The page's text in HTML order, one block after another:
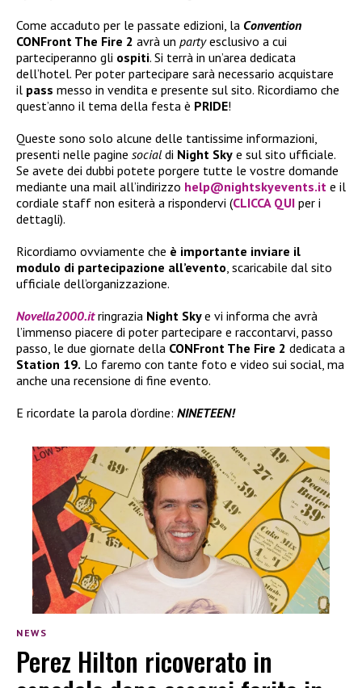
Come accaduto per le passate edizioni, la Convention
CONFront The Fire 2 avrà un partyesclusivo a cui
parteciperanno gli ospiti. Si terrà in un’area dedicata
dell’hotel. Per poter partecipare sarà necessario acquistare
il pass messo in vendita e presente sul sito. Ricordiamo che
quest’anno il tema della festa è PRIDE!
Queste sono solo alcune delle tantissime informazioni,
presenti nelle pagine social di Night Sky e sul sito ufficiale.
Se avete dei dubbi potete porgere tutte le vostre domande
mediante una mail all’indirizzo help@nightskyevents.it e il
cordiale staff non esiterà a rispondervi (CLICCA QUI per i
dettagli).
Ricordiamo ovviamente che è importante inviare il
modulo di partecipazione all’evento, scaricabile dal sito
ufficiale dell’organizzazione.
Novella2000.itringrazia Night Skye vi informa che avrà
l’immenso piacere di poter partecipare e raccontarvi, passo
passo, le due giornate della CONFront The Fire 2 dedicata a
Station 19. Lo faremo con tante foto e video sui social, ma
anche una recensione di fine evento.
E ricordate la parola d’ordine: NINETEEN!
NEWS
Perez Hilton ricoverato in